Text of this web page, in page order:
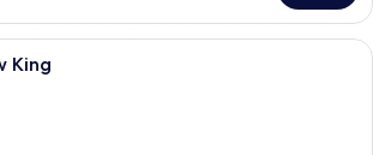
객실 내 금고, 암막 커튼, 다리미/다리
King